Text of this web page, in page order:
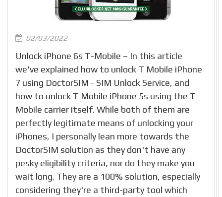
02/03/2022
Unlock iPhone 6s T-Mobile – In this article
we've explained how to unlock T Mobile iPhone
7 using DoctorSIM - SIM Unlock Service, and
how to unlock T Mobile iPhone 5s using the T
Mobile carrier itself. While both of them are
perfectly legitimate means of unlocking your
iPhones, I personally lean more towards the
DoctorSIM solution as they don't have any
pesky eligibility criteria, nor do they make you
wait long. They are a 100% solution, especially
considering they're a third-party tool which